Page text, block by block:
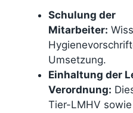
Schulung der
Mitarbeiter:
Umsetzung.
Einhaltung der
Verordnung:
Tier-LMHV